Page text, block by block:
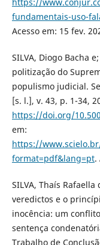
https://
fundamentais-uso-
Acesso em: 15 fev.
SILVA, Diogo Bacha
politização do
populismo judicial.
[s. l.], v. 43, p. 1-34,
https://doi.org/
em:
https://
format=pdf&lang=pt.
SILVA, Thaís
veredictos e o
inocência: um
sentença
Trabalho de